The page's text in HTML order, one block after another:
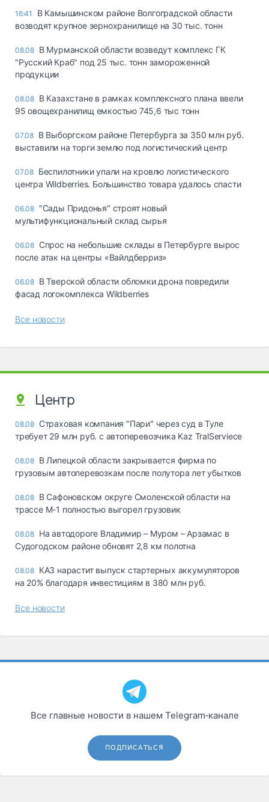
16:41
В Камышинском районе Волгоградской области
возводят крупное зернохранилище на 30 тыс. тонн
08.08 В Мурманской области возведут комплекс ГК
"Русский Краб" под 25 тыс. тонн замороженной
продукции
08.08 В Казахстане в рамках комплексного плана ввели
95 овощехранилищ емкостью 745,6 тыс тонн
07.08 В Выборгском районе Петербурга за 350 млн руб.
выставили на торги землю под логистический центр
07.08 Беспилотники упали на кровлю логистического
центра Wildberries. Большинство товара удалось спасти
06.08 "Сады Придонья" строят новый
мультифункциональный склад сырья
06.08 Спрос на небольшие склады в Петербурге вырос
после атак на центры «Вайлдберриз»
06.08 В Тверской области обломки дрона повредили
фасад логокомплекса Wildberries
Все новости
Центр
08.08 Страховая компания "Пари" через суд в Туле
требует 29 млн руб. с автоперевозчика Kaz TralServiece
08.08 В Липецкой области закрывается фирма по
грузовым автоперевозкам после полутора лет убытков
08.08 В Сафоновском округе Смоленской области на
трассе М-1 полностью выгорел грузовик
08.08 На автодороге Владимир – Муром – Арзамас в
Судогодском районе обновят 2,8 км полотна
08.08 КАЗ нарастит выпуск стартерных аккумуляторов
на 20% благодаря инвестициям в 380 млн руб.
Все новости
Все главные новости в нашем Telegram‑канале
ПОДПИСАТЬСЯ